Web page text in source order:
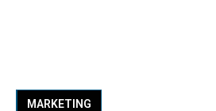
MARKETING